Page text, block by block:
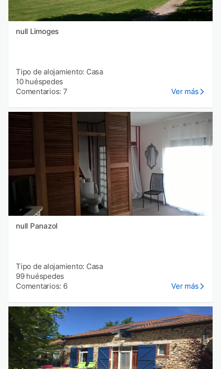
null Limoges
Tipo de alojamiento: Casa
10 huéspedes
Comentarios: 7
Ver más
null Panazol
Tipo de alojamiento: Casa
99 huéspedes
Comentarios: 6
Ver más